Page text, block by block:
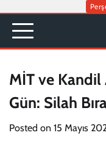
content
MİT ve Kandil
Gün: Silah
Posted on 15 Mayıs